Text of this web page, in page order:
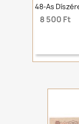
48-As
8 500 Ft